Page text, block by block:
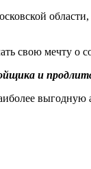
области,
свою мечту о
и